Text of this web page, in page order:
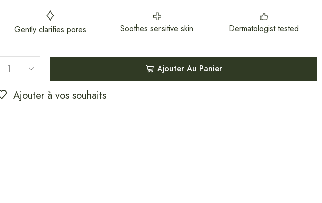
Gently clarifies pores Soothes sensitive skin Dermatologist tested
Ajouter Au Panier
Ajouter à vos souhaits